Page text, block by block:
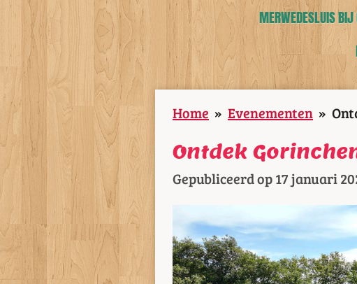
MERWEDESLUIS BIJ
Home » Evenementen »
Ontdek
Gepubliceerd op 17 januari